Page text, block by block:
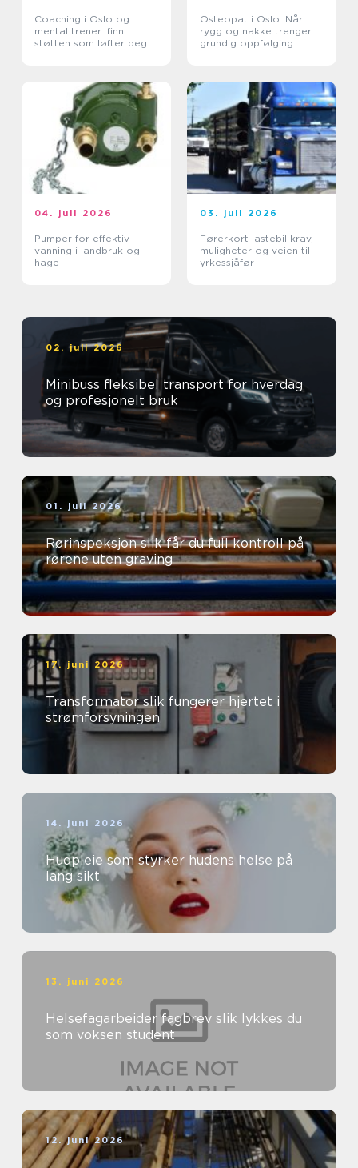
Coaching i Oslo og
mental trener: finn
støtten som løfter deg
Osteopat i Oslo: Når
rygg og nakke trenger
grundig oppfølging
04. juli 2026
Pumper for effektiv
vanning i landbruk og
hage
03. juli 2026
Førerkort lastebil krav,
muligheter og veien til
yrkessjåfør
02. juli 2026
Minibuss fleksibel transport for hverdag
og profesjonelt bruk
01. juli 2026
Rørinspeksjon slik får du full kontroll på
rørene uten graving
17. juni 2026
Transformator slik fungerer hjertet i
strømforsyningen
14. juni 2026
Hudpleie som styrker hudens helse på
lang sikt
13. juni 2026
Helsefagarbeider fagbrev slik lykkes du
som voksen student
12. juni 2026